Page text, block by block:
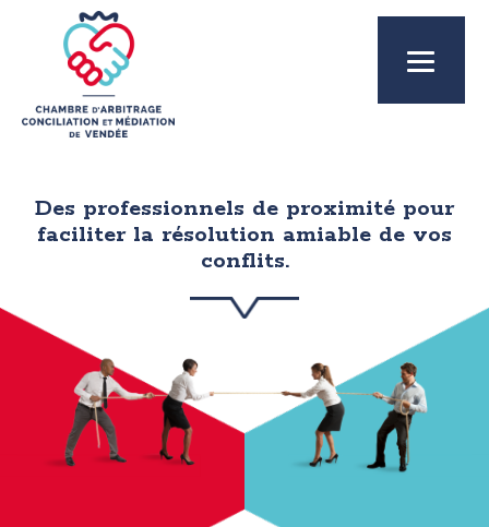
Des professionnels de proximité pour
faciliter la résolution amiable de vos
conflits.